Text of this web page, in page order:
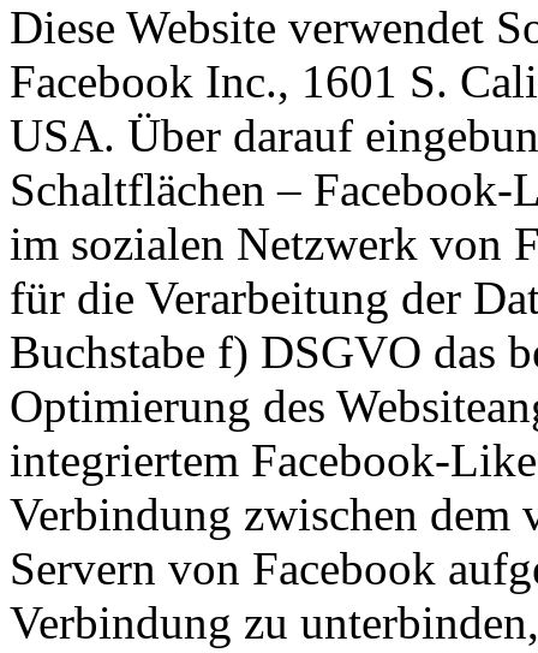
Diese Website verwendet
Facebook Inc., 1601 S.
USA. Über darauf
Schaltflächen –
im sozialen Netzwerk von
für die Verarbeitung der
Buchstabe f) DSGVO das
Optimierung des
integriertem Facebook-
Verbindung zwischen dem
Servern von Facebook
Verbindung zu